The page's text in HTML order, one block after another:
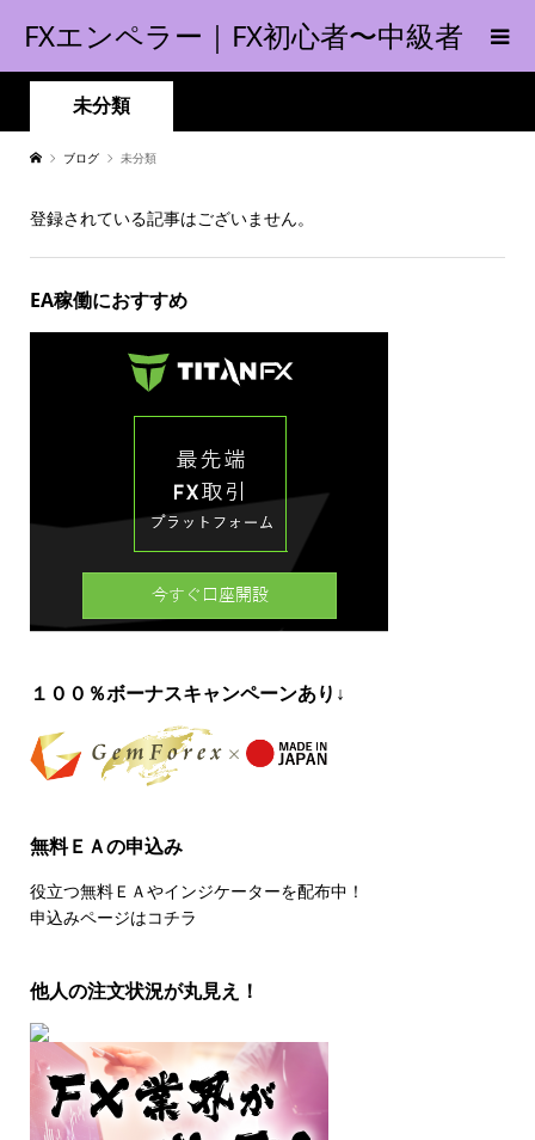
FXエンペラー｜FX初心者〜中級者
の指南書！
未分類
ブログ 未分類
登録されている記事はございません。
EA稼働におすすめ
１００％ボーナスキャンペーンあり↓
無料ＥＡの申込み
役立つ無料ＥＡやインジケーターを配布中！
申込みページはコチラ
他人の注文状況が丸見え！